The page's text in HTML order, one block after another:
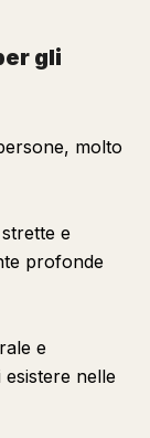
gli
molto
e
profonde
e
nelle